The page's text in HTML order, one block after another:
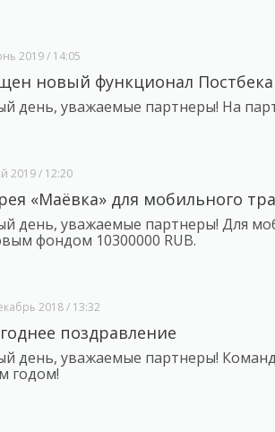
2019 / 14:05
новый функционал Постбека
день, уважаемые партнеры! На
2019 / 12:20
«Маёвка» для мобильного
день, уважаемые партнеры! Для
фондом 10300000 RUB.
2018 / 13:32
поздравление
день, уважаемые партнеры!
годом!